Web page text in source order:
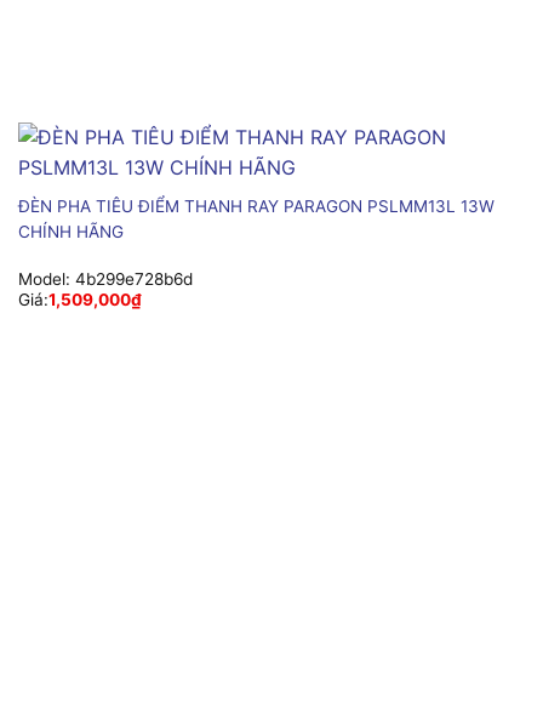
ĐÈN PHA TIÊU ĐIỂM THANH RAY PARAGON PSLMM13L 13W
CHÍNH HÃNG
Model: 4b299e728b6d
Giá:1,509,000₫